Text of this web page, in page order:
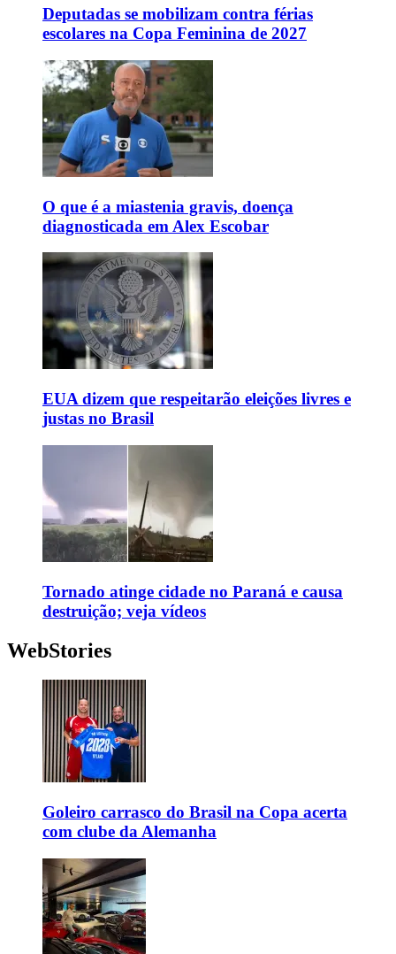
Deputadas se mobilizam contra férias
escolares na Copa Feminina de 2027
O que é a miastenia gravis, doença
diagnosticada em Alex Escobar
EUA dizem que respeitarão eleições livres e
justas no Brasil
Tornado atinge cidade no Paraná e causa
destruição; veja vídeos
WebStories
Goleiro carrasco do Brasil na Copa acerta
com clube da Alemanha